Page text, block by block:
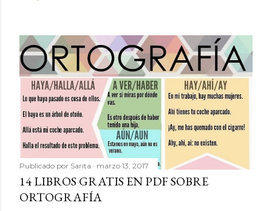
Publicado por Sarita marzo 13, 2017
14 LIBROS GRATIS EN PDF SOBRE
ORTOGRAFÍA